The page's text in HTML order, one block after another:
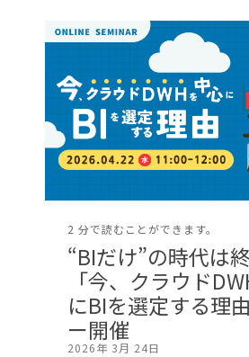
2 分で読むことができます。
“BIだけ”の時代は終
「今、クラウド
にBIを選定する理
ー開催
2026年 3月 24日